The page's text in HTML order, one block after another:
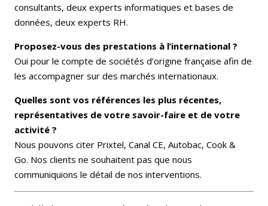
consultants, deux experts informatiques et bases de
données, deux experts RH.
Proposez-vous des prestations à l’international ?
Oui pour le compte de sociétés d’origine française afin de
les accompagner sur des marchés internationaux.
Quelles sont vos références les plus récentes,
représentatives de votre savoir-faire et de votre
activité ?
Nous pouvons citer Prixtel, Canal CE, Autobac, Cook &
Go. Nos clients ne souhaitent pas que nous
communiquions le détail de nos interventions.